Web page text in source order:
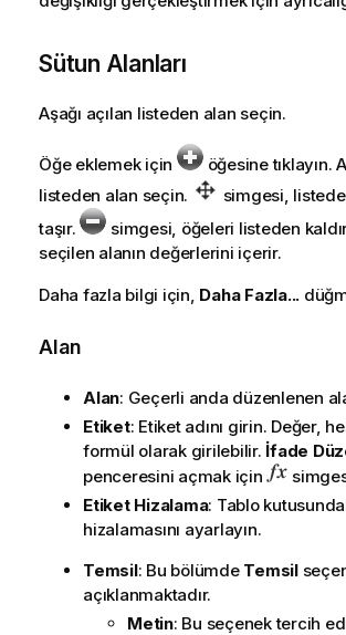
Sütun Alanları
Aşağı açılan listeden alan seçin.
Öğe eklemek için
öğesine tıklayın.
listeden alan seçin.
simgesi,
taşır.
simgesi, öğeleri listeden
seçilen alanın değerlerini içerir.
Daha fazla bilgi için, Daha Fazla...
Alan
Alan: Geçerli anda düzenlenen
Etiket: Etiket adını girin. Değer,
formül olarak girilebilir. İfade
penceresini açmak için
Etiket Hizalama: Tablo
hizalamasını ayarlayın.
Temsil: Bu bölümde Temsil
açıklanmaktadır.
Metin: Bu seçenek tercih